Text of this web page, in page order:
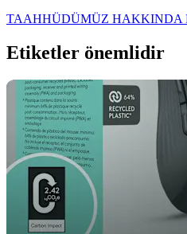
TAAHHÜDÜMÜZ HAKKINDA
Etiketler önemlidir